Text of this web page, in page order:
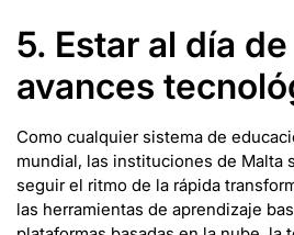
5. Estar al día
avances
Como cualquier sistema de
mundial, las instituciones de Malta
seguir el ritmo de la rápida
las herramientas de aprendizaje